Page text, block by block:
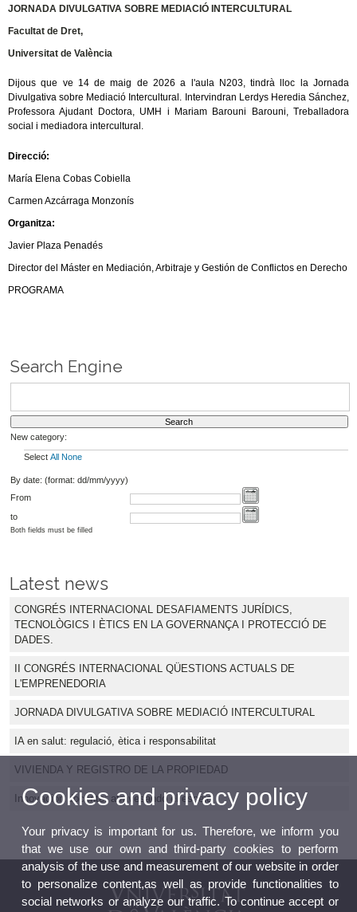
JORNADA DIVULGATIVA SOBRE MEDIACIÓ INTERCULTURAL
Facultat de Dret,
Universitat de València
Dijous que ve 14 de maig de 2026 a l'aula N203, tindrà lloc la Jornada
Divulgativa sobre Mediació Intercultural. Intervindran Lerdys Heredia Sánchez,
Professora Ajudant Doctora, UMH i Mariam Barouni Barouni, Treballadora
social i mediadora intercultural.
Direcció:
María Elena Cobas Cobiella
Carmen Azcárraga Monzonís
Organitza:
Javier Plaza Penadés
Director del Máster en Mediación, Arbitraje y Gestión de Conflictos en Derecho
PROGRAMA
Search Engine
New category:
Select All None
By date: (format: dd/mm/yyyy)
From
to
Both fields must be filled
Latest news
CONGRÉS INTERNACIONAL DESAFIAMENTS JURÍDICS,
TECNOLÒGICS I ÈTICS EN LA GOVERNANÇA I PROTECCIÓ DE
DADES.
II CONGRÉS INTERNACIONAL QÜESTIONS ACTUALS DE
L'EMPRENEDORIA
JORNADA DIVULGATIVA SOBRE MEDIACIÓ INTERCULTURAL
IA en salut: regulació, ètica i responsabilitat
VIVIENDA Y REGISTRO DE LA PROPIEDAD
Innovación docente: atravesando el espejo
Cookies and privacy policy
Your privacy is important for us. Therefore, we inform you
that we use our own and third-party cookies to perform
analysis of the use and measurement of our website in order
to personalize content,as well as provide functionalities to
social networks or analyze our traffic. To continue accept or